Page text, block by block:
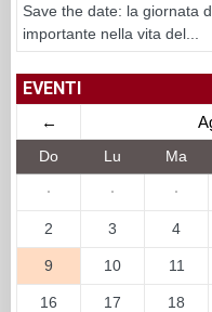
Save the date: la giornata
importante nella vita del...
EVENTI
←
Do Lu Ma
· · ·
2 3 4
9 10 11
16 17 18